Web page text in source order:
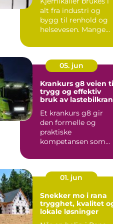
alt fra industri og
bygg til renhold og
helsevesen. Mange
05. jun
Krankurs g8 veien til
trygg og effektiv
bruk av lastebilkran
Et krankurs g8 gir
den formelle og
praktiske
kompetansen som
lastebilkran på en si...
01. jun
Snekker mo i rana
trygghet, kvalitet
lokale løsninger